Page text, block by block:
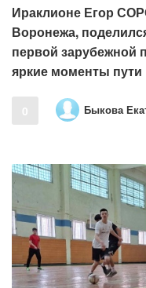
Ираклионе Егор
Воронежа,
первой зарубежной
яркие моменты пути
0 Быкова